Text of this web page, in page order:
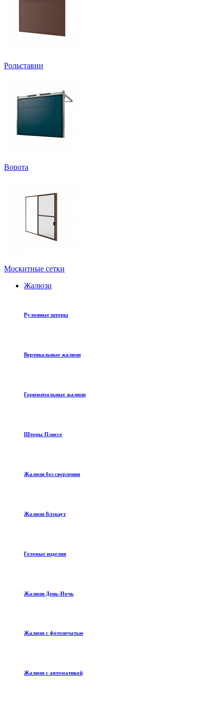
Рольставни
Ворота
Москитные сетки
Жалюзи
Рулонные шторы
Вертикальные жалюзи
Горизонтальные жалюзи
Шторы Плиссе
Жалюзи без сверления
Жалюзи Блэкаут
Готовые изделия
Жалюзи День-Ночь
Жалюзи с фотопечатью
Жалюзи с автоматикой